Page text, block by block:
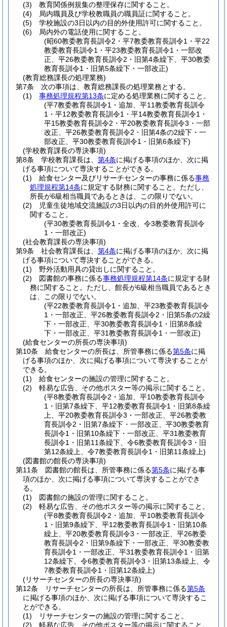
(3)
教育関係例規集の整理保存に関すること。
(4)
局内職員及び学校教職員の職員証に関すること。
(5)
学校施設の3日以内の目的外使用許可に関すること。
(6)
局内外の電話使用に関すること。
(昭60教委教育長訓令2・平7教委教育長訓令1・平22
教委教育長訓令1・平23教委教育長訓令1・一部改
正、平26教委教育長訓令2・旧第4条繰下、平30教委
教育長訓令1・旧第5条繰下・一部改正)
(教育総務課長の処理業務)
第7条
次の事項は、教育総務課長の処理業務とする。
(1)
事務処理規程第13条に定める処理業務に関すること。
(平7教委教育長訓令1・追加、平11教委教育長訓令
1・平12教委教育長訓令1・平14教委教育長訓令1・
平15教委教育長訓令2・平20教委教育長訓令3・一部
改正、平26教委教育長訓令2・旧第4条の2繰下・一
部改正、平30教委教育長訓令1・旧第6条繰下)
(学校教育課長の専決事項)
第8条
学校教育課長は、 第4条に掲げる事項のほか、次に掲
げる事項について専決することができる。
(1)
給食センター及びリサーチセンターの事務に係る事務
処理規程第14条に規定する財務に関すること。 ただし、
所長が6級相当職員であるときは、この限りでない。
(2)
児童生徒地域交流施設の3日以内の目的外使用許可に
関すること。
(平30教委教育長訓令1・全改、令3教委教育長訓令
1・一部改正)
(社会教育課長の専決事項)
第9条
社会教育課長は、 第4条に掲げる事項のほか、次に掲
げる事項について専決することができる。
(1)
野外活動用具の貸出しに関すること。
(2)
図書館の事務に係る事務処理規程第14条に規定する財
務に関すること。 ただし、館長が6級相当職員であるとき
は、この限りでない。
(平22教委教育長訓令1・追加、平23教委教育長訓令
1・一部改正、平26教委教育長訓令2・旧第5条の2繰
下・一部改正、平30教委教育長訓令1・旧第8条繰
下・一部改正、平31教委教育長訓令1・一部改正)
(給食センターの所長の専決事項)
第10条
給食センターの所長は、所管事務に係る第5条に掲
げる事項のほか、次に掲げる事項について専決することが
できる。
(1)
給食センターの施設の管理に関すること。
(2)
軽易な広告、その他ポスター等の掲示に関すること。
(平8教委教育長訓令2・追加、平10教委教育長訓令
1・旧第7条繰下、平12教委教育長訓令1・旧第8条繰
上、平20教委教育長訓令3・一部改正、平26教委教
育長訓令2・旧第7条繰下・一部改正、平30教委教育
長訓令1・旧第10条繰下・一部改正、平31教委教育
長訓令1・旧第11条繰下、令6教委教育長訓令3・旧
第12条繰上、令7教委教育長訓令1・旧第11条繰上)
(図書館の館長の専決事項)
第11条
図書館の館長は、所管事務に係る第5条に掲げる事
項のほか、次に掲げる事項について専決することができ
る。
(1)
図書館の施設の管理に関すること。
(2)
軽易な広告、その他ポスター等の掲示に関すること。
(平8教委教育長訓令2・追加、平10教委教育長訓令
1・旧第9条繰下、平12教委教育長訓令1・旧第10条
繰上、平20教委教育長訓令3・一部改正、平26教委
教育長訓令2・旧第9条繰下・一部改正、平30教委教
育長訓令1・一部改正、平31教委教育長訓令1・旧第
12条繰下、令6教委教育長訓令3・旧第13条繰上、令
7教委教育長訓令1・旧第12条繰上)
(リサーチセンターの所長の専決事項)
第12条
リサーチセンターの所長は、所管事務に係る第5条
に掲げる事項のほか、次に掲げる事項について専決するこ
とができる。
(1)
リサーチセンターの施設の管理に関すること。
(2)
軽易な広告、その他ポスター等の掲示に関すること。